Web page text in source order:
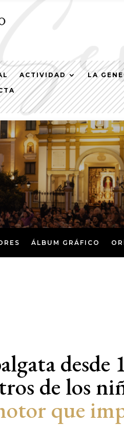
ACTIVIDAD LA
ÁLBUM GRÁFICO
desde
de los
que